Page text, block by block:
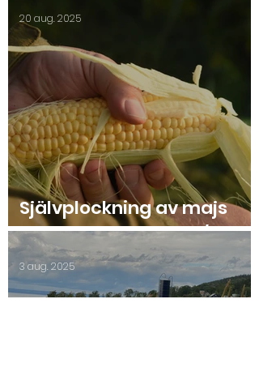
Självplockning av majs
2025 start lördag 23/8.
20 aug. 2025
3 aug. 2025